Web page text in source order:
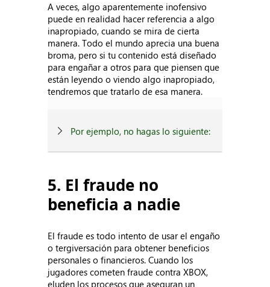
A veces, algo aparentemente inofensivo
puede en realidad hacer referencia a algo
inapropiado, cuando se mira de cierta
manera. Todo el mundo aprecia una buena
broma, pero si tu contenido está diseñado
para engañar a otros para que piensen que
están leyendo o viendo algo inapropiado,
tendremos que tratarlo de esa manera.
Por ejemplo, no hagas lo siguiente:
5. El fraude no
beneficia a nadie
El fraude es todo intento de usar el engaño
o tergiversación para obtener beneficios
personales o financieros. Cuando los
jugadores cometen fraude contra XBOX,
eluden los procesos que aseguran un